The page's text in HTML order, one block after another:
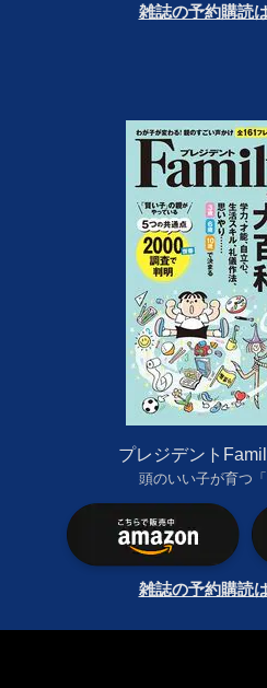
雑誌の予約購読
プレジデント
頭のいい子が育つ
雑誌の予約購読